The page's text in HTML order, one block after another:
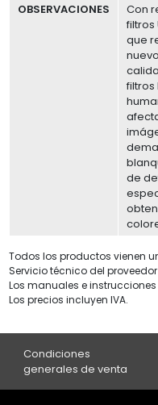
OBSERVACIONES
Con
filtros
que
filtros
de
Todos los productos vienen
Servicio técnico del
Los manuales e
Los precios incluyen IVA.
Condiciones
generales de venta